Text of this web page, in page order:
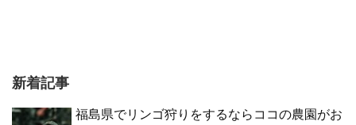
新着記事
福島県でリンゴ狩りをするならココの農園がお